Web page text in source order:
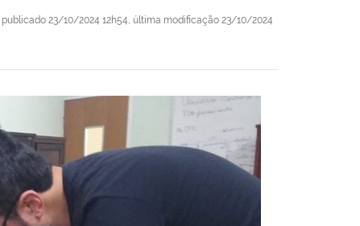
publicado 23/10/2024 12h54, última modificação 23/10/2024